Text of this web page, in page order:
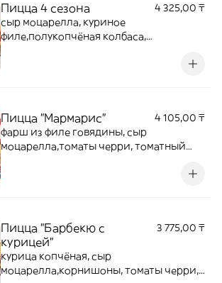
Пицца 4 сезона
4 325,00 ₸
сыр моцарелла, куриное
филе,полукопчёная колбаса,
Пицца "Мармарис"
4 105,00 ₸
фарш из филе говядины, сыр
моцарелла,томаты черри, томатный
Пицца "Барбекю с
курицей"
3 775,00 ₸
курица копчёная, сыр
моцарелла,корнишоны, томаты черри,